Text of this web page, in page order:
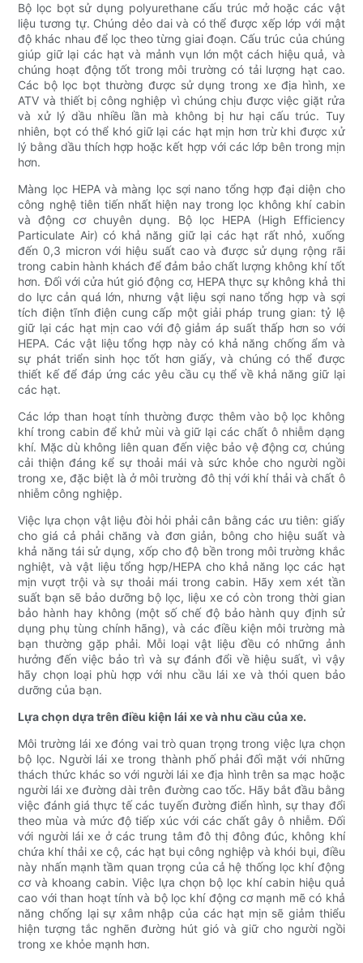
Bộ lọc bọt sử dụng polyurethane cấu trúc mở hoặc các vật
liệu tương tự. Chúng dẻo dai và có thể được xếp lớp với mật
độ khác nhau để lọc theo từng giai đoạn. Cấu trúc của chúng
giúp giữ lại các hạt và mảnh vụn lớn một cách hiệu quả, và
chúng hoạt động tốt trong môi trường có tải lượng hạt cao.
Các bộ lọc bọt thường được sử dụng trong xe địa hình, xe
ATV và thiết bị công nghiệp vì chúng chịu được việc giặt rửa
và xử lý dầu nhiều lần mà không bị hư hại cấu trúc. Tuy
nhiên, bọt có thể khó giữ lại các hạt mịn hơn trừ khi được xử
lý bằng dầu thích hợp hoặc kết hợp với các lớp bên trong mịn
hơn.
Màng lọc HEPA và màng lọc sợi nano tổng hợp đại diện cho
công nghệ tiên tiến nhất hiện nay trong lọc không khí cabin
và động cơ chuyên dụng. Bộ lọc HEPA (High Efficiency
Particulate Air) có khả năng giữ lại các hạt rất nhỏ, xuống
đến 0,3 micron với hiệu suất cao và được sử dụng rộng rãi
trong cabin hành khách để đảm bảo chất lượng không khí tốt
hơn. Đối với cửa hút gió động cơ, HEPA thực sự không khả thi
do lực cản quá lớn, nhưng vật liệu sợi nano tổng hợp và sợi
tích điện tĩnh điện cung cấp một giải pháp trung gian: tỷ lệ
giữ lại các hạt mịn cao với độ giảm áp suất thấp hơn so với
HEPA. Các vật liệu tổng hợp này có khả năng chống ẩm và
sự phát triển sinh học tốt hơn giấy, và chúng có thể được
thiết kế để đáp ứng các yêu cầu cụ thể về khả năng giữ lại
các hạt.
Các lớp than hoạt tính thường được thêm vào bộ lọc không
khí trong cabin để khử mùi và giữ lại các chất ô nhiễm dạng
khí. Mặc dù không liên quan đến việc bảo vệ động cơ, chúng
cải thiện đáng kể sự thoải mái và sức khỏe cho người ngồi
trong xe, đặc biệt là ở môi trường đô thị với khí thải và chất ô
nhiễm công nghiệp.
Việc lựa chọn vật liệu đòi hỏi phải cân bằng các ưu tiên: giấy
cho giá cả phải chăng và đơn giản, bông cho hiệu suất và
khả năng tái sử dụng, xốp cho độ bền trong môi trường khắc
nghiệt, và vật liệu tổng hợp/HEPA cho khả năng lọc các hạt
mịn vượt trội và sự thoải mái trong cabin. Hãy xem xét tần
suất bạn sẽ bảo dưỡng bộ lọc, liệu xe có còn trong thời gian
bảo hành hay không (một số chế độ bảo hành quy định sử
dụng phụ tùng chính hãng), và các điều kiện môi trường mà
bạn thường gặp phải. Mỗi loại vật liệu đều có những ảnh
hưởng đến việc bảo trì và sự đánh đổi về hiệu suất, vì vậy
hãy chọn loại phù hợp với nhu cầu lái xe và thói quen bảo
dưỡng của bạn.
Lựa chọn dựa trên điều kiện lái xe và nhu cầu của xe.
Môi trường lái xe đóng vai trò quan trọng trong việc lựa chọn
bộ lọc. Người lái xe trong thành phố phải đối mặt với những
thách thức khác so với người lái xe địa hình trên sa mạc hoặc
người lái xe đường dài trên đường cao tốc. Hãy bắt đầu bằng
việc đánh giá thực tế các tuyến đường điển hình, sự thay đổi
theo mùa và mức độ tiếp xúc với các chất gây ô nhiễm. Đối
với người lái xe ở các trung tâm đô thị đông đúc, không khí
chứa khí thải xe cộ, các hạt bụi công nghiệp và khói bụi, điều
này nhấn mạnh tầm quan trọng của cả hệ thống lọc khí động
cơ và khoang cabin. Việc lựa chọn bộ lọc khí cabin hiệu quả
cao với than hoạt tính và bộ lọc khí động cơ mạnh mẽ có khả
năng chống lại sự xâm nhập của các hạt mịn sẽ giảm thiểu
hiện tượng tắc nghẽn đường hút gió và giữ cho người ngồi
trong xe khỏe mạnh hơn.